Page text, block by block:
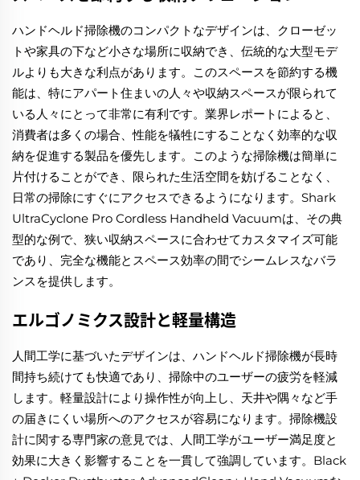
ハンドヘルド掃除機のコンパクトなデザインは、クローゼッ
トや家具の下など小さな場所に収納でき、伝統的な大型モデ
ルよりも大きな利点があります。このスペースを節約する機
能は、特にアパート住まいの人々や収納スペースが限られて
いる人々にとって非常に有利です。業界レポートによると、
消費者は多くの場合、性能を犠牲にすることなく効率的な収
納を促進する製品を優先します。このような掃除機は簡単に
片付けることができ、限られた生活空間を妨げることなく、
日常の掃除にすぐにアクセスできるようになります。Shark
UltraCyclone Pro Cordless Handheld Vacuumは、その典
型的な例で、狭い収納スペースに合わせてカスタマイズ可能
であり、完全な機能とスペース効率の間でシームレスなバラ
ンスを提供します。
エルゴノミクス設計と軽量構造
人間工学に基づいたデザインは、ハンドヘルド掃除機が長時
間持ち続けても快適であり、掃除中のユーザーの疲労を軽減
します。軽量設計により操作性が向上し、天井や隅々など手
の届きにくい場所へのアクセスが容易になります。掃除機設
計に関する専門家の意見では、人間工学がユーザー満足度と
効果に大きく影響することを一貫して強調しています。Black